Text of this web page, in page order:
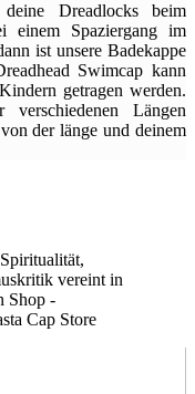
Dreadlocks beim
einem Spaziergang im
ist unsere Badekappe
Swimcap kann
getragen werden.
Längen
der länge und deinem
vereint in
Shop -
Cap Store